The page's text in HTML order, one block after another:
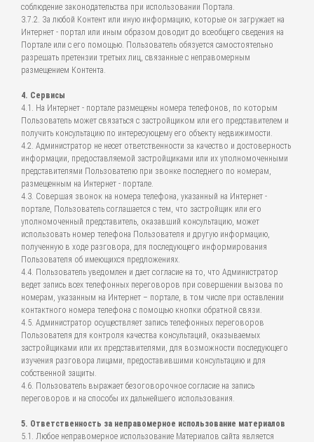
соблюдение законодательства при использовании Портала.
3.7.2. За любой Контент или иную информацию, которые он загружает на
Интернет - портал или иным образом доводит до всеобщего сведения на
Портале или с его помощью. Пользователь обязуется самостоятельно
разрешать претензии третьих лиц, связанные с неправомерным
размещением Контента.
4. Сервисы
4.1. На Интернет - портале размещены номера телефонов, по которым
Пользователь может связаться с застройщиком или его представителем и
получить консультацию по интересующему его объекту недвижимости.
4.2. Администратор не несет ответственности за качество и достоверность
информации, предоставляемой застройщиками или их уполномоченными
представителями Пользователю при звонке последнего по номерам,
размещенным на Интернет - портале.
4.3. Совершая звонок на номера телефона, указанный на Интернет -
портале, Пользователь соглашается с тем, что застройщик или его
уполномоченный представитель, оказавший консультацию, может
использовать номер телефона Пользователя и другую информацию,
полученную в ходе разговора, для последующего информирования
Пользователя об имеющихся предложениях.
4.4. Пользователь уведомлен и дает согласие на то, что Администратор
ведет запись всех телефонных переговоров при совершении вызова по
номерам, указанным на Интернет – портале, в том числе при оставлении
контактного номера телефона с помощью кнопки обратной связи.
4.5. Администратор осуществляет запись телефонных переговоров
Пользователя для контроля качества консультаций, оказываемых
застройщиками или их представителями, для возможности последующего
изучения разговора лицами, предоставившими консультацию и для
собственной защиты.
4.6. Пользователь выражает безоговорочное согласие на запись
переговоров и на способы их дальнейшего использования.
5. Ответственность за неправомерное использование материалов
5.1. Любое неправомерное использование Материалов сайта является